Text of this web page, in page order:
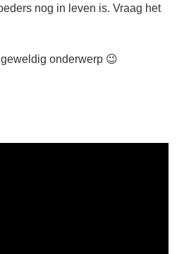
nog in leven is. Vraag het
onderwerp 😉